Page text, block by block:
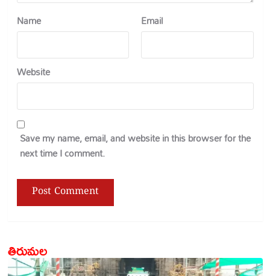
Name Email
Website
Save my name, email, and website in this browser for the
next time I comment.
తిరుమల